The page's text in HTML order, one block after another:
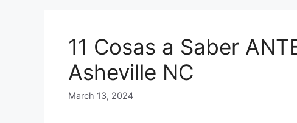
11 Cosas a Saber
Asheville NC
March 13, 2024